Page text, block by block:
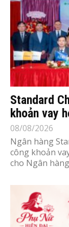
Standard
khoản vay
08/08/2026
Ngân hàng
công khoản
cho Ngân